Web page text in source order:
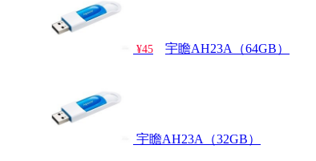
¥45 宇瞻AH23A（64GB）
宇瞻AH23A（32GB）